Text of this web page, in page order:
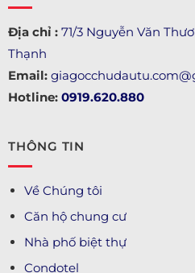
Địa chỉ : 71/3 Nguyễn Văn
Thạnh
Email:
Hotline: 0919.620.880
THÔNG TIN
Về Chúng tôi
Căn hộ chung cư
Nhà phố biệt thự
Condotel